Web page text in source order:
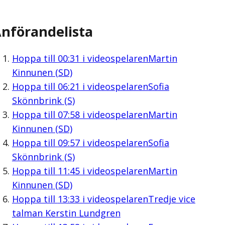
Hoppa till 00:31 i videospelarenMartin
Kinnunen (SD)
Hoppa till 06:21 i videospelarenSofia
Skönnbrink (S)
Hoppa till 07:58i videospelarenMartin
Kinnunen (SD)
Hoppa till 09:57i videospelarenSofia
Skönnbrink (S)
Hoppa till 11:45i videospelarenMartin
Kinnunen (SD)
Hoppa till 13:33 i videospelarenTredje vice
talman Kerstin Lundgren